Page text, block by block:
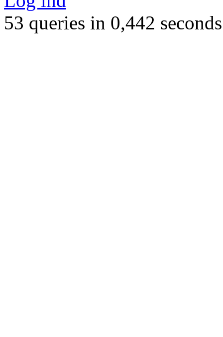
53 queries in 0,442